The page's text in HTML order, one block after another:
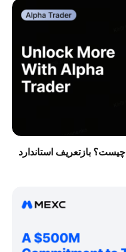
آلفا تریدر MEXC Alpha Trader چیست؟ بازتعریف استاندارد